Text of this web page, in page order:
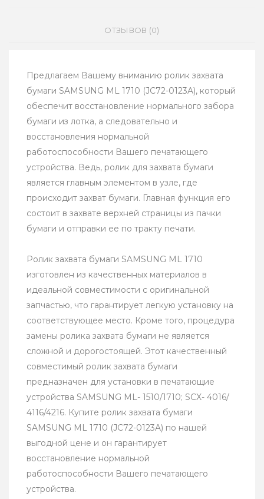
ОТЗЫВОВ (0)
Предлагаем Вашему вниманию ролик захвата
бумаги SAMSUNG ML 1710 (JC72-0123A), который
обеспечит восстановление нормального забора
бумаги из лотка, а следовательно и
восстановления нормальной
работоспособности Вашего печатающего
устройства. Ведь, ролик для захвата бумаги
является главным элементом в узле, где
происходит захват бумаги. Главная функция его
состоит в захвате верхней страницы из пачки
бумаги и отправки ее по тракту печати.
Ролик захвата бумаги SAMSUNG ML 1710
изготовлен из качественных материалов в
идеальной совместимости с оригинальной
запчастью, что гарантирует легкую установку на
соответствующее место. Кроме того, процедура
замены ролика захвата бумаги не является
сложной и дорогостоящей. Этот качественный
совместимый ролик захвата бумаги
предназначен для установки в печатающие
устройства SAMSUNG ML- 1510/1710; SCX- 4016/
4116/4216. Купите ролик захвата бумаги
SAMSUNG ML 1710 (JC72-0123A) по нашей
выгодной цене и он гарантирует
восстановление нормальной
работоспособности Вашего печатающего
устройства.